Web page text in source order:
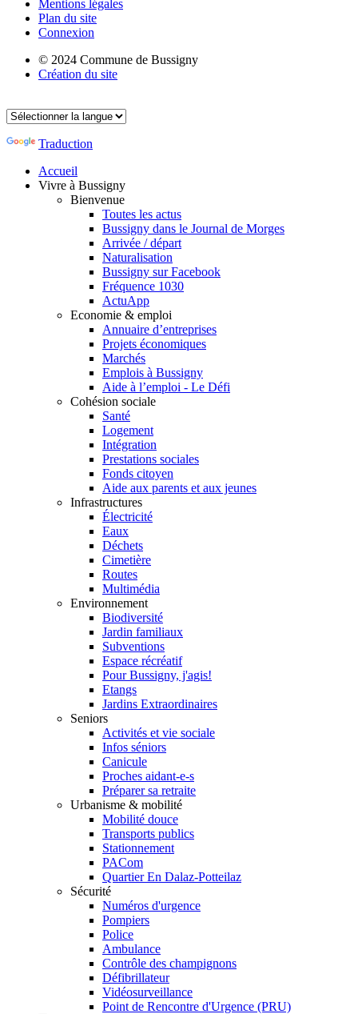
Mentions légales
Plan du site
Connexion
© 2024 Commune de Bussigny
Création du site
Traduction
Accueil
Vivre à Bussigny
Bienvenue
Toutes les actus
Bussigny dans le Journal de Morges
Arrivée / départ
Naturalisation
Bussigny sur Facebook
Fréquence 1030
ActuApp
Economie & emploi
Annuaire d’entreprises
Projets économiques
Marchés
Emplois à Bussigny
Aide à l’emploi - Le Défi
Cohésion sociale
Santé
Logement
Intégration
Prestations sociales
Fonds citoyen
Aide aux parents et aux jeunes
Infrastructures
Électricité
Eaux
Déchets
Cimetière
Routes
Multimédia
Environnement
Biodiversité
Jardin familiaux
Subventions
Espace récréatif
Pour Bussigny, j'agis!
Etangs
Jardins Extraordinaires
Seniors
Activités et vie sociale
Infos séniors
Canicule
Proches aidant-e-s
Préparer sa retraite
Urbanisme & mobilité
Mobilité douce
Transports publics
Stationnement
PACom
Quartier En Dalaz-Potteilaz
Sécurité
Numéros d'urgence
Pompiers
Police
Ambulance
Contrôle des champignons
Défibrillateur
Vidéosurveillance
Point de Rencontre d'Urgence (PRU)